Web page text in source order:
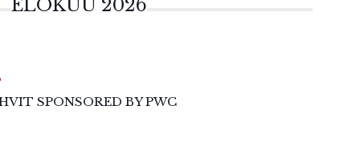
ELOKUU 2026
SPONSORED BY PWC